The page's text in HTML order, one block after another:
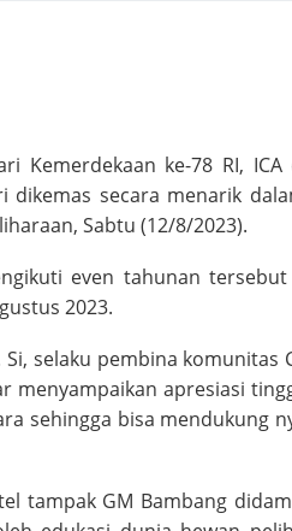
Kemerdekaan ke-78 RI,
secara menarik
Sabtu (12/8/2023).
even tahunan
2023.
selaku pembina komunitas
menyampaikan apresiasi
sehingga bisa mendukung
tampak GM Bambang